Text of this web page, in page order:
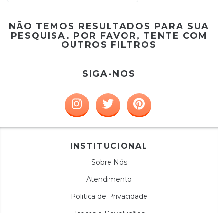
NÃO TEMOS RESULTADOS PARA SUA
PESQUISA. POR FAVOR, TENTE COM
OUTROS FILTROS
SIGA-NOS
INSTITUCIONAL
Sobre Nós
Atendimento
Política de Privacidade